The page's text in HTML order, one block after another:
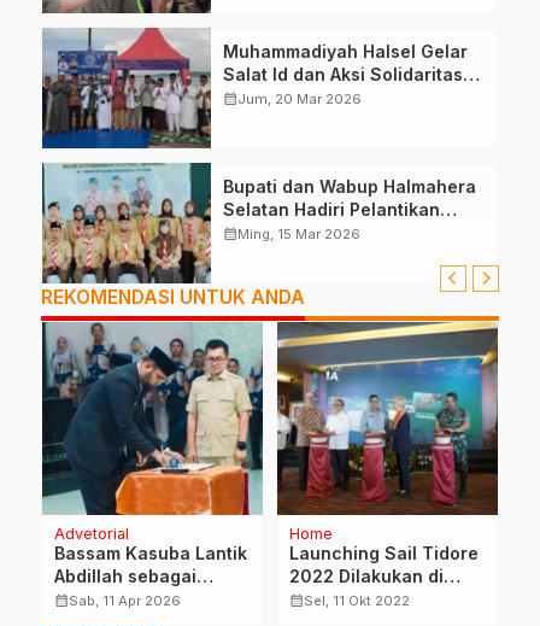
Muhammadiyah Halsel Gelar
Salat Id dan Aksi Solidaritas
Palestina
calendar_monthJum, 20 Mar 2026
Bupati dan Wabup Halmahera
Selatan Hadiri Pelantikan
Mabiran Pramuka se-Kwarcab
calendar_monthMing, 15 Mar 2026
REKOMENDASI UNTUK ANDA
Advetorial
Bassam Kasuba Lantik
Abdillah sebagai
Sekda Definitif Halsel
calendar_monthSab, 11 Apr 2026
Home
Launching Sail Tidore
2022 Dilakukan di
Auditorium Kemendag
calendar_monthSel, 11 Okt 2022